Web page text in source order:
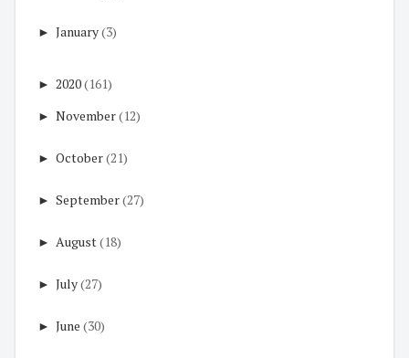
► January(3)
► 2020(161)
► November(12)
► October(21)
► September(27)
► August(18)
► July(27)
► June (30)